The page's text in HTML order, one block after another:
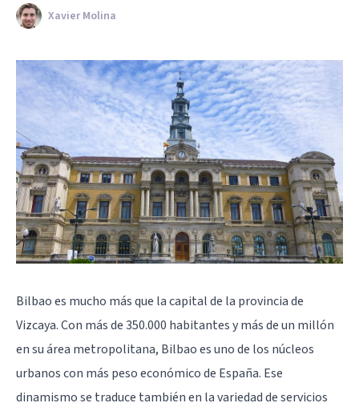
Xavier Molina
Bilbao es mucho más que la capital de la provincia de
Vizcaya. Con más de 350.000 habitantes y más de un millón
en su área metropolitana, Bilbao es uno de los núcleos
urbanos con más peso económico de España. Ese
dinamismo se traduce también en la variedad de servicios